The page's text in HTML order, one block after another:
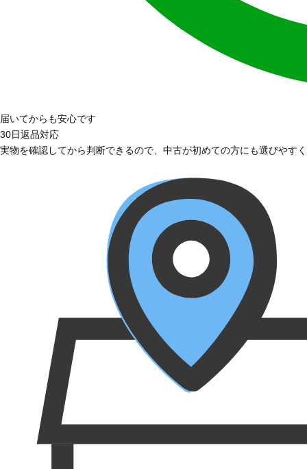
届いてからも安心です
30日返品対応
実物を確認してから判断できるので、中古が初めての方にも選びやす